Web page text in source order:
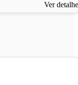
Ver